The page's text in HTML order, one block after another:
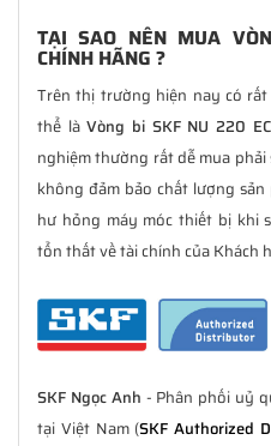
TẠI SAO NÊN MUA
CHÍNH HÃNG ?
Trên thị trường hiện nay có rất
thể làVòng bi SKF NU 220
nghiệm thường rất dễ mua
không đảm bảo chất lượng
hư hỏng máy móc thiết bị khi
tổn thất về tài chính của Khách
SKF Ngọc Anh - Phân phối uỷ
tại Việt Nam (SKF Authorized